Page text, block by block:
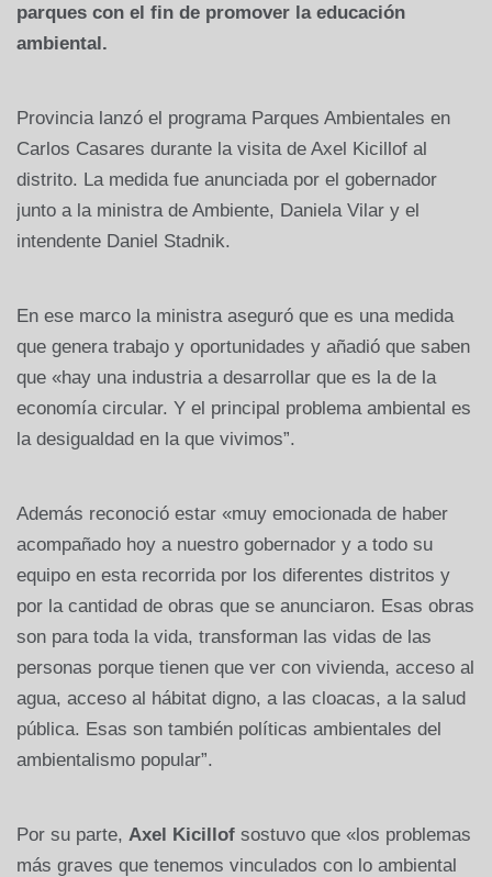
parques con el fin de promover la educación
ambiental.
Provincia lanzó el programa Parques Ambientales en
Carlos Casares durante la visita de Axel Kicillof al
distrito. La medida fue anunciada por el gobernador
junto a la ministra de Ambiente, Daniela Vilar y el
intendente Daniel Stadnik.
En ese marco la ministra aseguró que es una medida
que genera trabajo y oportunidades y añadió que saben
que «hay una industria a desarrollar que es la de la
economía circular. Y el principal problema ambiental es
la desigualdad en la que vivimos”.
Además reconoció estar «muy emocionada de haber
acompañado hoy a nuestro gobernador y a todo su
equipo en esta recorrida por los diferentes distritos y
por la cantidad de obras que se anunciaron. Esas obras
son para toda la vida, transforman las vidas de las
personas porque tienen que ver con vivienda, acceso al
agua, acceso al hábitat digno, a las cloacas, a la salud
pública. Esas son también políticas ambientales del
ambientalismo popular”.
Por su parte, Axel Kicillof sostuvo que «los problemas
más graves que tenemos vinculados con lo ambiental